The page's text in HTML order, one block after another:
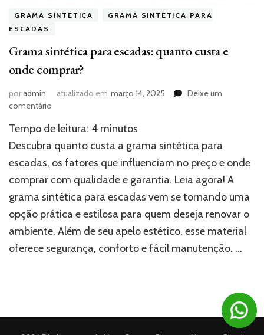
GRAMA SINTÉTICA
GRAMA SINTÉTICA PARA
ESCADAS
Grama sintética para escadas: quanto custa e
onde comprar?
poradmin atualizado em março 14, 2025
Deixe um
comentário
sintética
para
escadas:
quanto
custa
onde
comprar?
Tempo de leitura: 4 minutos
Descubra quanto custa a grama sintética para
escadas, os fatores que influenciam no preço e onde
comprar com qualidade e garantia. Leia agora! A
grama sintética para escadas vem se tornando uma
opção prática e estilosa para quem deseja renovar o
ambiente. Além de seu apelo estético, esse material
oferece segurança, conforto e fácil manutenção. …